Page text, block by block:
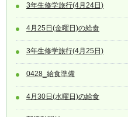
3年生修学旅行(4月24日)
4月25日(金曜日)の給食
3年生修学旅行(4月25日)
0428_給食準備
4月30日(水曜日)の給食